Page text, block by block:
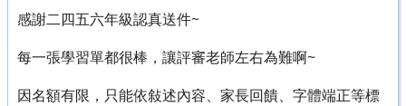
感謝二四五六年級認真送件~
每一張學習單都很棒，讓評審老師左右為難啊~
因名額有限，只能依敍述內容、家長回饋、字體端正等標